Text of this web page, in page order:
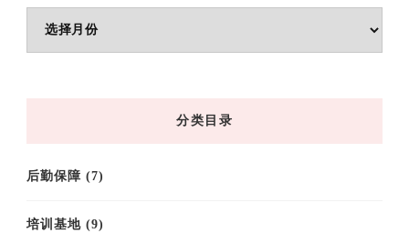
分类目录
后勤保障 (7)
培训基地 (9)